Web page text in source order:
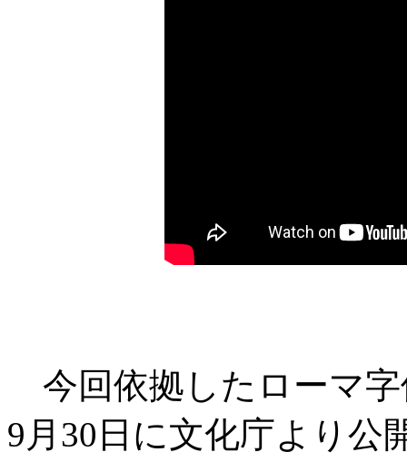
今回依拠したローマ
9月30日に文化庁より公